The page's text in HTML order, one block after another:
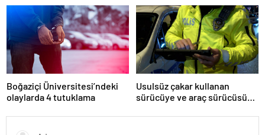
Boğaziçi Üniversitesi’ndeki
olaylarda 4 tutuklama
Usulsüz çakar kullanan
sürücüye ve araç sürücüsüne